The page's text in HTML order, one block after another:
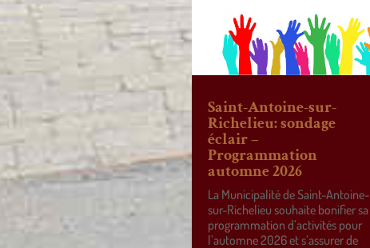
Saint-Antoine-sur-
Richelieu: sondage
éclair –
Programmation
automne 2026
La Municipalité de Saint-Antoine-
sur-Richelieu souhaite bonifier sa
programmation d’activités pour
l’automne 2026 et s’assurer de